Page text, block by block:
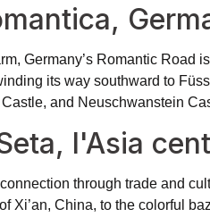
Germany’s Romantic Road
its way southward to
and Neuschwanstein
l'Asia
through trade and
Xi’an, China, to the colorful